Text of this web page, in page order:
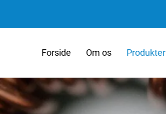
Forside Om os Produkter